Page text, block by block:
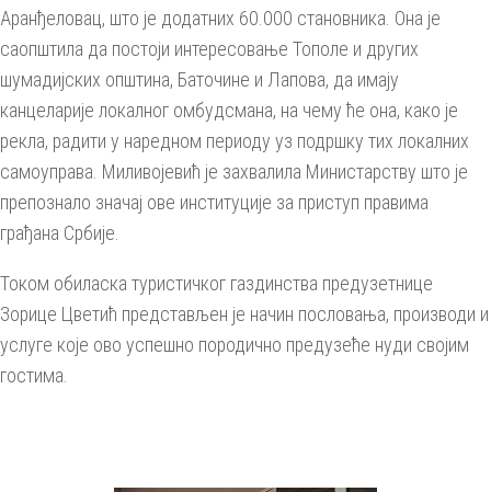
Аранђеловац, што је додатних 60.000 становника. Она је
саопштила да постоји интересовање Тополе и других
шумадијских општина, Баточине и Лапова, да имају
канцеларије локалног омбудсмана, на чему ће она, како је
рекла, радити у наредном периоду уз подршку тих локалних
самоуправа. Миливојевић је захвалила Министарству што је
препознало значај ове институције за приступ правима
грађана Србије.
Током обиласка туристичког газдинства предузетнице
Зорице Цветић представљен је начин пословања, производи и
услуге које ово успешно породично предузеће нуди својим
гостима.